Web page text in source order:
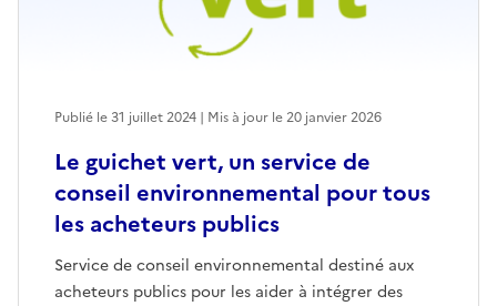
Le guichet vert, un service de
conseil environnemental pour tous
les acheteurs publics
Service de conseil environnemental destiné aux
acheteurs publics pour les aider à intégrer des
Publié le 31 juillet 2024 | Mis à jour le 20 janvier 2026